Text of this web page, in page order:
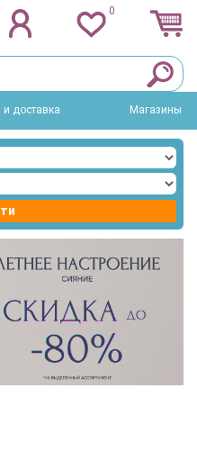
0
и доставка Магазины